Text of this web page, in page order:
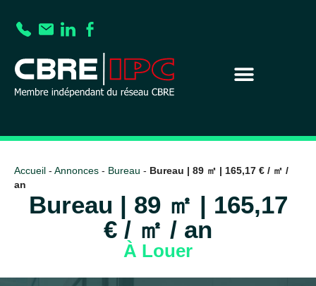
Accueil - Annonces - Bureau - Bureau | 89 ㎡ | 165,17 € / ㎡ /
an
Bureau | 89 ㎡ | 165,17
€ / ㎡ / an
À Louer